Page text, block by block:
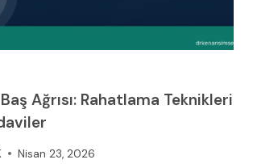
Ağrısı: Rahatlama Teknikleri
Nisan 23, 2026